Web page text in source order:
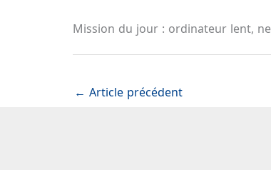
Mission du jour : ordinateur lent,
← Article précédent